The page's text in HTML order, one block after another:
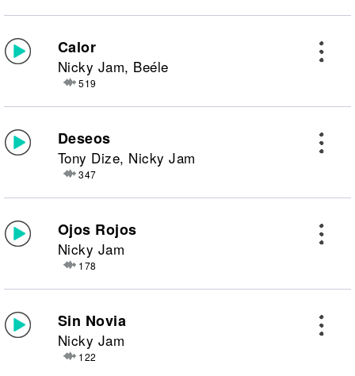
Calor
Nicky Jam, Beéle
519
Deseos
Tony Dize, Nicky Jam
347
Ojos Rojos
Nicky Jam
178
Sin Novia
Nicky Jam
122